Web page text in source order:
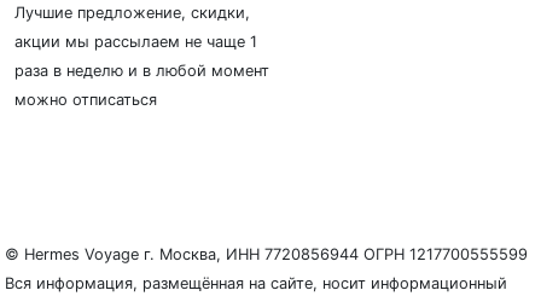
© Hermes Voyage г. Москва, ИНН 7720856944 ОГРН 1217700555599
Вся информация, размещённая на сайте, носит информационный
Лучшие предложение, скидки,
акции мы рассылаем не чаще 1
раза в неделю и в любой момент
можно отписаться